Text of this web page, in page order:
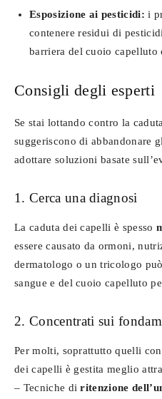
Esposizione ai pesticidi: i
contenere residui di
barriera del cuoio capelluto
Consigli degli esperti
Se stai lottando contro la
suggeriscono di abbandonare
adottare soluzioni basate
1. Cerca una diagnosi
La caduta dei capelli è spesso
essere causato da ormoni,
dermatologo o un tricologo
sangue e del cuoio capelluto
2. Concentrati sui
Per molti, soprattutto quelli
dei capelli è gestita meglio
– Tecniche diritenzione